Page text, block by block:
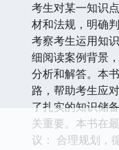
考生对某一知识
材和法规，明确
考察考生运用知
细阅读案例背景
分析和解答。本
路，帮助考生应
了扎实的知识储
关重要。本书在
议： 合理规划，